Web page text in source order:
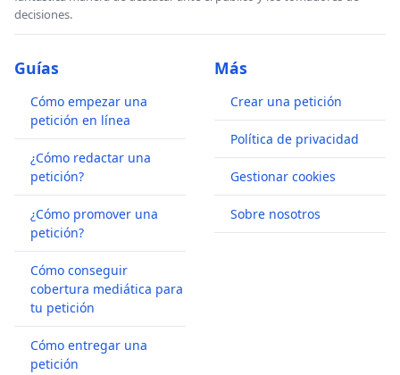
decisiones.
Guías
Cómo empezar una
petición en línea
¿Cómo redactar una
petición?
¿Cómo promover una
petición?
Cómo conseguir
cobertura mediática para
tu petición
Cómo entregar una
petición
Más
Crear una petición
Política de privacidad
Gestionar cookies
Sobre nosotros